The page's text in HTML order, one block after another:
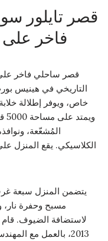
قصر تايلور
فاخر
قصر ساحلي فاخر
التاريخي في هينيس
المُشعّعة،
يتضمن المنزل سبعة
مسبح وحفرة نار،
لاستضافة الضيوف. قام
2013، بالعمل مع